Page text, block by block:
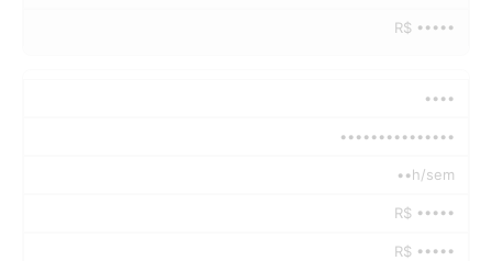
R$ •••••
••••
•••••••••••••••
••h/sem
R$ •••••
R$ •••••